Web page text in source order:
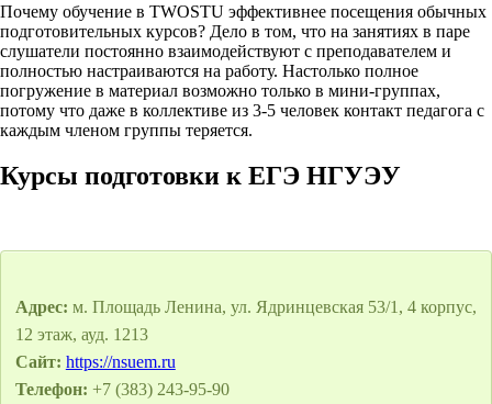
Почему обучение в TWOSTU эффективнее посещения обычных
подготовительных курсов? Дело в том, что на занятиях в паре
слушатели постоянно взаимодействуют с преподавателем и
полностью настраиваются на работу. Настолько полное
погружение в материал возможно только в мини-группах,
потому что даже в коллективе из 3-5 человек контакт педагога с
каждым членом группы теряется.
Курсы подготовки к ЕГЭ НГУЭУ
Адрес: м. Площадь Ленина, ул. Ядринцевская 53/1, 4 корпус,
12 этаж, ауд. 1213
Сайт: https://nsuem.ru
Телефон: +7 (383) 243-95-90